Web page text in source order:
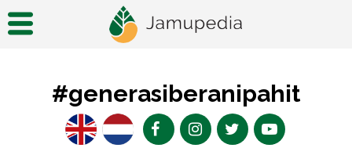
#generasiberanipahit